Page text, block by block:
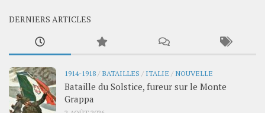
DERNIERS ARTICLES
1914-1918 / BATAILLES / ITALIE / NOUVELLE
Bataille du Solstice, fureur sur le Monte
Grappa